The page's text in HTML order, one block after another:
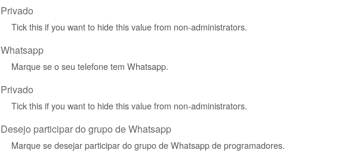
Privado
Tick this if you want to hide this value from non-administrators.
Whatsapp
Marque se o seu telefone tem Whatsapp.
Privado
Tick this if you want to hide this value from non-administrators.
Desejo participar do grupo de Whatsapp
Marque se desejar participar do grupo de Whatsapp de programadores.